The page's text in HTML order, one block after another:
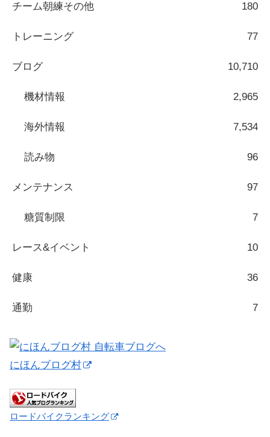
チーム朝練その他 180
トレーニング 77
ブログ 10,710
機材情報 2,965
海外情報 7,534
読み物 96
メンテナンス 97
糖質制限 7
レース&イベント 10
健康 36
通勤 7
にほんブログ村
ロードバイクランキング